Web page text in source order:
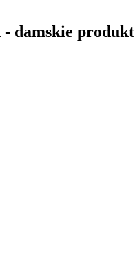
- damskie produkt